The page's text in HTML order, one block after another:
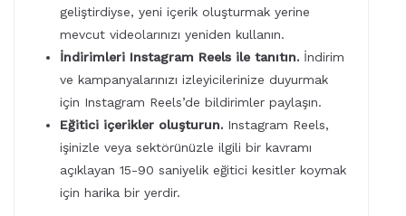
geliştirdiyse, yeni içerik oluşturmak yerine
mevcut videolarınızı yeniden kullanın.
İndirimleri Instagram Reels ile tanıtın. İndirim
ve kampanyalarınızı izleyicilerinize duyurmak
için Instagram Reels’de bildirimler paylaşın.
Eğitici içerikler oluşturun. Instagram Reels,
işinizle veya sektörünüzle ilgili bir kavramı
açıklayan 15-90 saniyelik eğitici kesitler koymak
için harika bir yerdir.